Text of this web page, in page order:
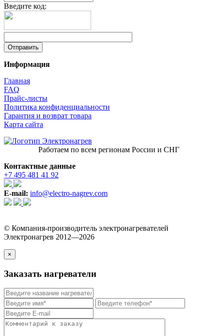
Введите код:
Информация
Главная
FAQ
Прайс-листы
Политика конфиденциальности
Гарантия и возврат товара
Карта сайта
Работаем по всем регионам России и СНГ
Контактные данные
+7 495 481 41 92
E-mail: info@electro-nagrev.com
© Компания-производитель электронагревателей
Электронагрев 2012—2026
×
Заказать нагреватели